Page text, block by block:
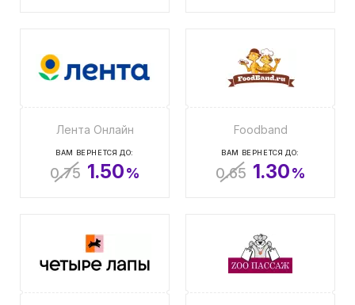
Лента Онлайн
ВАМ ВЕРНЕТСЯ ДО:
0.75 1.50%
Foodband
ВАМ ВЕРНЕТСЯ ДО:
0.65 1.30%